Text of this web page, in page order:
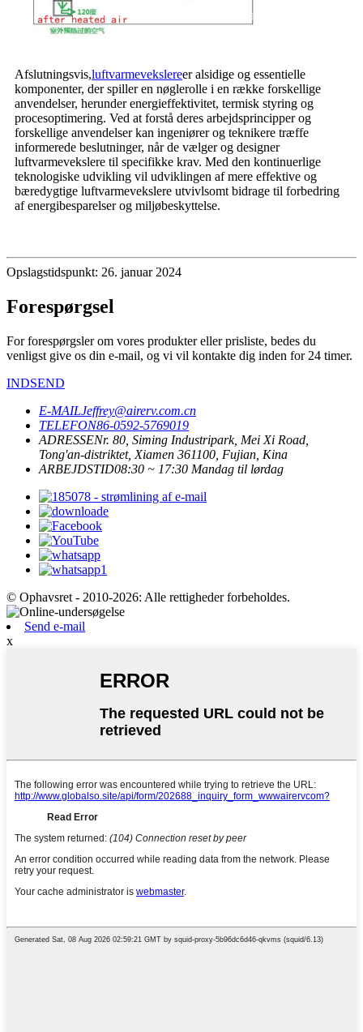
Afslutningsvis,luftvarmevekslereer alsidige og essentielle
komponenter, der spiller en nøglerolle i en række forskellige
anvendelser, herunder energieffektivitet, termisk styring og
procesoptimering. Ved at forstå deres arbejdsprincipper og
forskellige anvendelser kan ingeniører og teknikere træffe
informerede beslutninger, når de vælger og designer
luftvarmevekslere til specifikke krav. Med den kontinuerlige
teknologiske udvikling vil udviklingen af ​​mere effektive og
bæredygtige luftvarmevekslere utvivlsomt bidrage til forbedring
af energibesparelser og miljøbeskyttelse.
Opslagstidspunkt: 26. januar 2024
Forespørgsel
For forespørgsler om vores produkter eller prisliste, bedes du
venligst give os din e-mail, og vi vil kontakte dig inden for 24 timer.
INDSEND
E-MAILJeffrey@airerv.com.cn
TELEFON86-0592-5769019
ADRESSENr. 80, Siming Industripark, Mei Xi Road,
Tong'an-distriktet, Xiamen 361100, Fujian, Kina
ARBEJDSTID08:30 ~ 17:30 Mandag til lørdag
© Ophavsret - 2010-2026: Alle rettigheder forbeholdes.
Send e-mail
x